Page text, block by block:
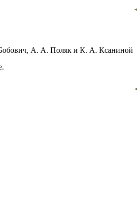
А. А. Поляк и К. А. Ксаниной